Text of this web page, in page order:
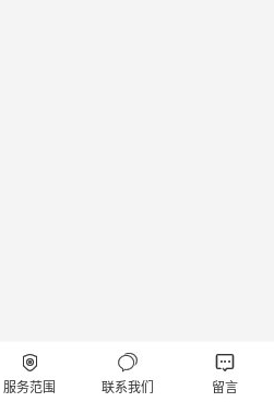

服务范围

联系我们

留言